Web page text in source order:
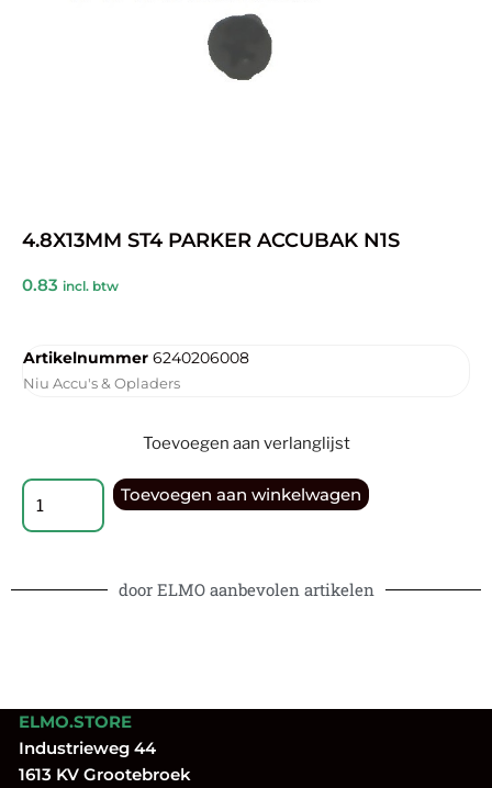
4.8X13MM ST4 PARKER ACCUBAK N1S
0.83 incl. btw
Artikelnummer 6240206008
Niu Accu's & Opladers
Toevoegen aan verlanglijst
Toevoegen aan winkelwagen
door ELMO aanbevolen artikelen
ELMO.STORE
Industrieweg 44
1613 KV Grootebroek